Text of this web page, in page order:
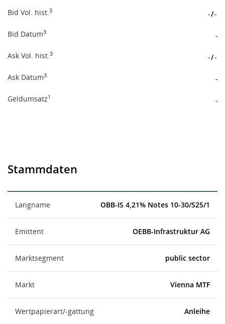
Bid Vol. hist.3 -/-
Bid Datum3 -
Ask Vol. hist.3 -/-
Ask Datum3 -
Geldumsatz1 -
Stammdaten
Langname OBB-IS 4,21% Notes 10-30/S25/1
Emittent OEBB-Infrastruktur AG
Marktsegment public sector
Markt Vienna MTF
Wertpapierart/-gattung Anleihe